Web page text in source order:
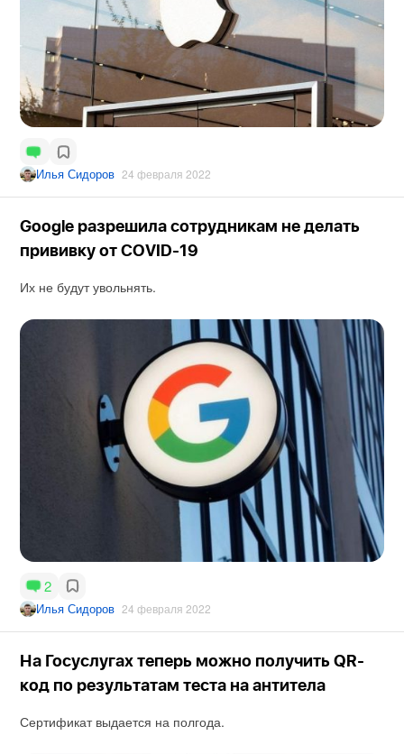
Илья Сидоров 24 февраля 2022
Google разрешила сотрудникам не делать
прививку от COVID-19
Их не будут увольнять.
2
Илья Сидоров 24 февраля 2022
На Госуслугах теперь можно получить QR-
код по результатам теста на антитела
Сертификат выдается на полгода.